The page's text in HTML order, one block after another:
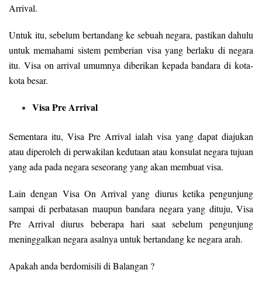
Arrival.
Untuk itu, sebelum bertandang ke sebuah negara, pastikan dahulu
untuk memahami sistem pemberian visa yang berlaku di negara
itu. Visa on arrival umumnya diberikan kepada bandara di kota-
kota besar.
Visa Pre Arrival
Sementara itu, Visa Pre Arrival ialah visa yang dapat diajukan
atau diperoleh di perwakilan kedutaan atau konsulat negara tujuan
yang ada pada negara seseorang yang akan membuat visa.
Lain dengan Visa On Arrival yang diurus ketika pengunjung
sampai di perbatasan maupun bandara negara yang dituju, Visa
Pre Arrival diurus beberapa hari saat sebelum pengunjung
meninggalkan negara asalnya untuk bertandang ke negara arah.
Apakah anda berdomisili di Balangan ?